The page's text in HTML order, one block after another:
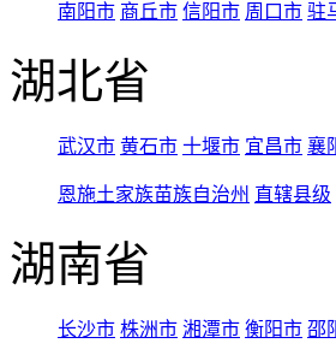
南阳市 商丘市 信阳市 周口市 驻
湖北省
武汉市 黄石市 十堰市 宜昌市 襄
恩施土家族苗族自治州 直辖县级
湖南省
长沙市 株洲市 湘潭市 衡阳市 邵